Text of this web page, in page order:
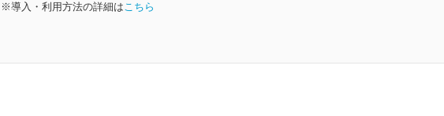
※導入・利用方法の詳細はこちら